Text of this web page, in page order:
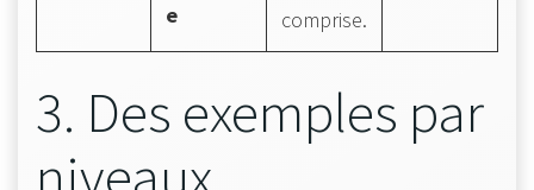
e
comprise.
3. Des exemples par